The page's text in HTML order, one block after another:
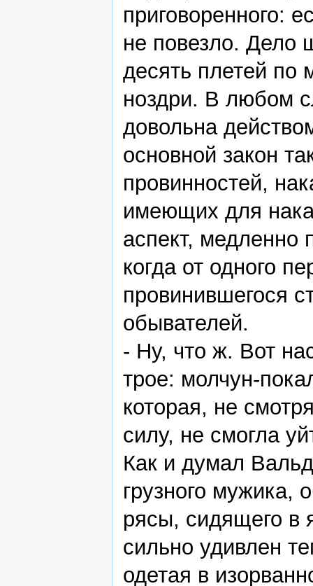
приговоренного:
не повезло. Дело
десять плетей по
ноздри. В любом
довольна
основной закон
провинностей,
имеющих для
аспект, медленно
когда от одного
провинившегося
обывателей.
- Ну, что ж. Вот
трое: молчун-
которая, не
силу, не смогла
Как и думал
грузного мужика,
рясы, сидящего в
сильно удивлен
одетая в